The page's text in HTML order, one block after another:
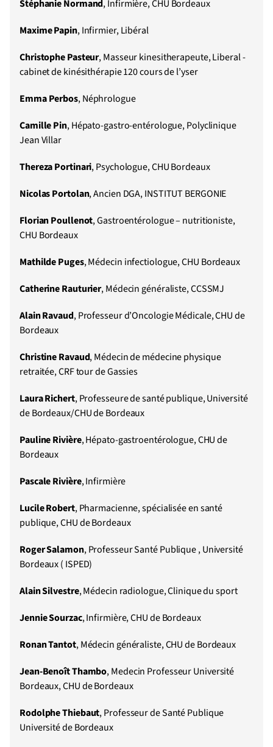
Stéphanie Normand, Infirmière, CHU Bordeaux
Maxime Papin, Infirmier, Libéral
Christophe Pasteur, Masseur kinesitherapeute, Liberal -
cabinet de kinésithérapie 120 cours de l’yser
Emma Perbos, Néphrologue
Camille Pin, Hépato-gastro-entérologue, Polyclinique
Jean Villar
Thereza Portinari, Psychologue, CHU Bordeaux
Nicolas Portolan, Ancien DGA, INSTITUT BERGONIE
Florian Poullenot, Gastroentérologue – nutritioniste,
CHU Bordeaux
Mathilde Puges, Médecin infectiologue, CHU Bordeaux
Catherine Rauturier, Médecin généraliste, CCSSMJ
Alain Ravaud, Professeur d’Oncologie Médicale, CHU de
Bordeaux
Christine Ravaud, Médecin de médecine physique
retraitée, CRF tour de Gassies
Laura Richert, Professeure de santé publique, Université
de Bordeaux/CHU de Bordeaux
Pauline Rivière, Hépato-gastroentérologue, CHU de
Bordeaux
Pascale Rivière, Infirmière
Lucile Robert, Pharmacienne, spécialisée en santé
publique, CHU de Bordeaux
RogerSalamon, Professeur Santé Publique , Université
Bordeaux ( ISPED)
Alain Silvestre, Médecin radiologue, Clinique du sport
JennieSourzac, Infirmière, CHU de Bordeaux
RonanTantot, Médecin généraliste, CHU de Bordeaux
Jean-Benoît Thambo, Medecin Professeur Université
Bordeaux, CHU de Bordeaux
Rodolphe Thiebaut, Professeur de Santé Publique
Université de Bordeaux